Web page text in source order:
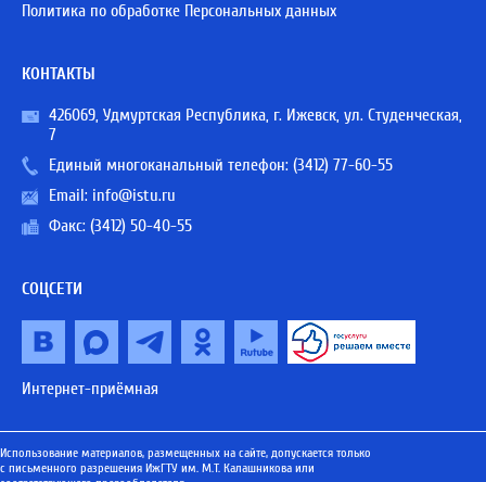
Политика по обработке Персональных данных
КОНТАКТЫ
426069, Удмуртская Республика, г. Ижевск, ул. Студенческая,
7
Единый многоканальный телефон: (3412) 77-60-55
Email: info@istu.ru
Факс: (3412) 50-40-55
СОЦСЕТИ
Интернет-приёмная
Использование материалов, размещенных на сайте, допускается только
с письменного разрешения ИжГТУ им. М.Т. Калашникова или